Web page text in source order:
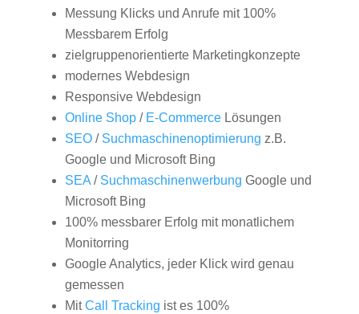
Messung Klicks und Anrufe mit 100%
Messbarem Erfolg
zielgruppenorientierte Marketingkonzepte
modernes Webdesign
Responsive Webdesign
Online Shop/ E-CommerceLösungen
SEO/ Suchmaschinenoptimierung z.B.
Google und Microsoft Bing
SEA/ Suchmaschinenwerbung Google und
Microsoft Bing
100% messbarer Erfolg mit monatlichem
Monitorring
Google Analytics, jeder Klick wird genau
gemessen
MitCall Tracking ist es 100%